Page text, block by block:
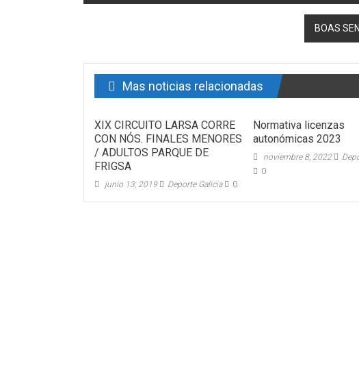
BOAS
Mas noticias relacionadas
XIX CIRCUITO LARSA CORRE
CON NÓS. FINALES MENORES
/ ADULTOS PARQUE DE
FRIGSA
junio 13, 2019 Deporte Galicia 0
Normativa licenzas
autonómicas 2023
noviembre 8, 2022
0